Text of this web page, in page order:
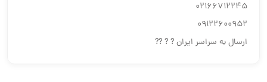
02166712245
09122600952
ارسال به سراسر ایران ? ? ??